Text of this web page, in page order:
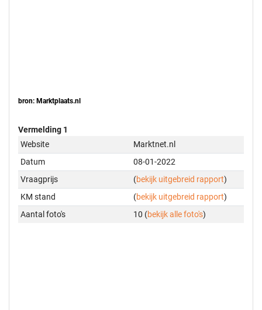
bron: Marktplaats.nl
Vermelding 1
Website
Marktnet.nl
Datum
08-01-2022
Vraagprijs
(bekijk uitgebreid rapport)
KM stand
(bekijk uitgebreid rapport)
Aantal foto's
10 (bekijk alle foto's)